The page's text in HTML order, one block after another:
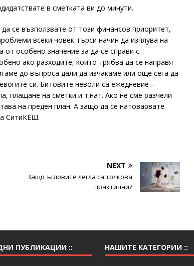
в сметката ви до минути.
се възползвате от този финансов приоритет,
всеки човек търси начин да изплува на
от особено значение за да се справи с
ако разходите, които трябва да се направя
до въпроса дали да изчакаме или още сега да
си. Битовите неволи са ежедневие –
плащане на сметки и т.нат. Ако не сме разчели
на преден план. А защо да се натоварвате
СитиКЕШ.
NEXT
Защо ъгловите легла са толкова
практични?
ПУБЛИКАЦИИ :: НАШИТЕ КАТЕГОРИИ ::